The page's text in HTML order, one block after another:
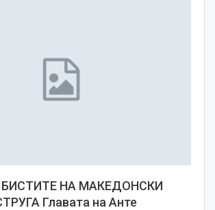
НА МАКЕДОНСКИ
Главата на Анте